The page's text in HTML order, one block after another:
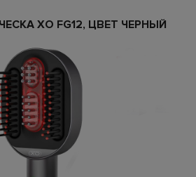
XO FG12, ЦВЕТ ЧЕРНЫЙ